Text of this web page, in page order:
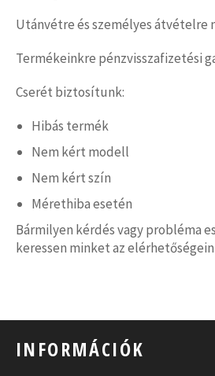
Utánvétre és személyes átvételre
Termékeinkre pénzvisszafizetési
Cserét biztosítunk:
Hibás termék
Nem kért modell
Nem kért szín
Mérethiba esetén
Bármilyen kérdés vagy probléma
keressen minket az
INFORMÁCIÓK